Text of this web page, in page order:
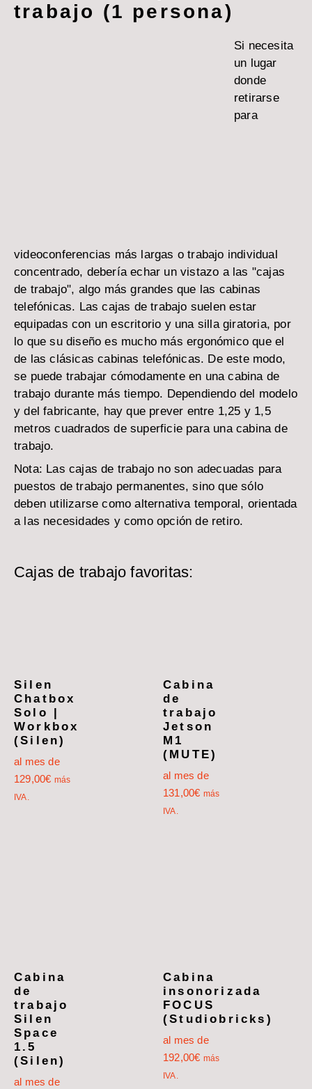
trabajo (1 persona)
Si necesita
un lugar
donde
retirarse
para
videoconferencias más largas o trabajo individual
concentrado, debería echar un vistazo a las "cajas
de trabajo", algo más grandes que las cabinas
telefónicas. Las cajas de trabajo suelen estar
equipadas con un escritorio y una silla giratoria, por
lo que su diseño es mucho más ergonómico que el
de las clásicas cabinas telefónicas. De este modo,
se puede trabajar cómodamente en una cabina de
trabajo durante más tiempo. Dependiendo del modelo
y del fabricante, hay que prever entre 1,25 y 1,5
metros cuadrados de superficie para una cabina de
trabajo.
Nota: Las cajas de trabajo no son adecuadas para
puestos de trabajo permanentes, sino que sólo
deben utilizarse como alternativa temporal, orientada
a las necesidades y como opción de retiro.
Cajas de trabajo favoritas:
Silen
Chatbox
Solo |
Workbox
(Silen)
al mes de
129,00€ más
IVA.
Cabina
de
trabajo
Jetson
M1
(MUTE)
al mes de
131,00€ más
IVA.
Cabina
de
trabajo
Silen
Space
1.5
(Silen)
al mes de
Cabina
insonorizada
FOCUS
(Studiobricks)
al mes de
192,00€ más
IVA.